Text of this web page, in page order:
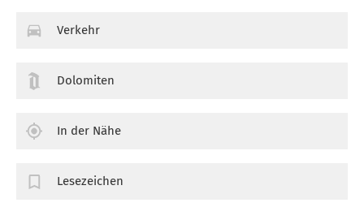
Verkehr
Dolomiten
In der Nähe
Lesezeichen